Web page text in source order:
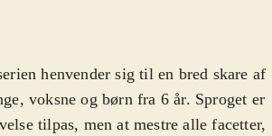
henvender sig til en bred skare af
voksne og børn fra 6 år. Sproget er
tilpas, men at mestre alle facetter,